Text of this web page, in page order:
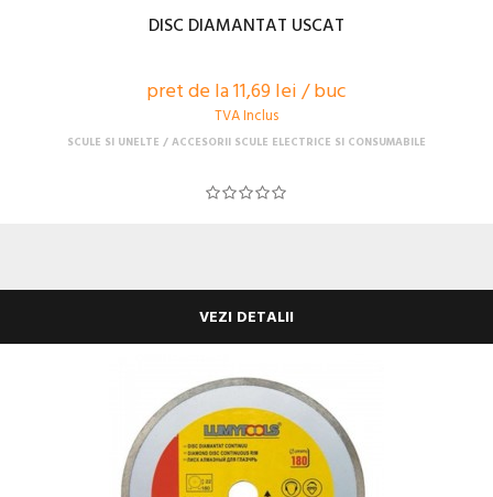
DISC DIAMANTAT USCAT
pret de la 11,69 lei / buc
TVA Inclus
SCULE SI UNELTE ACCESORII SCULE ELECTRICE SI CONSUMABILE
VEZI DETALII